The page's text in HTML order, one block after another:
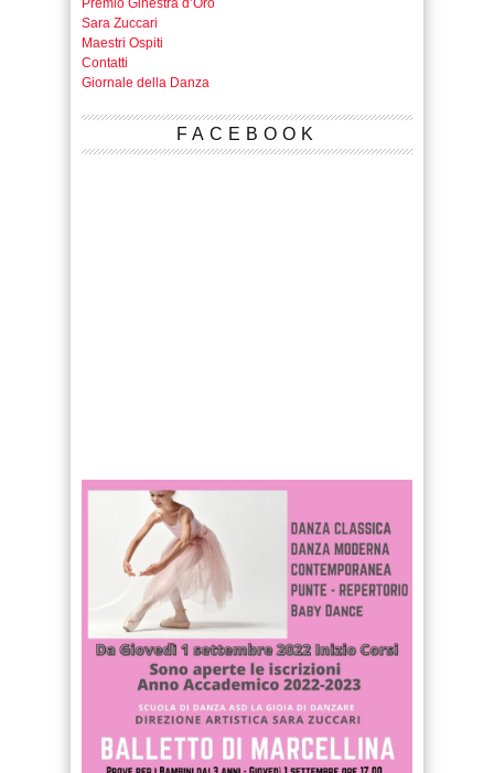
Premio Ginestra d’Oro
Sara Zuccari
Maestri Ospiti
Contatti
Giornale della Danza
FACEBOOK